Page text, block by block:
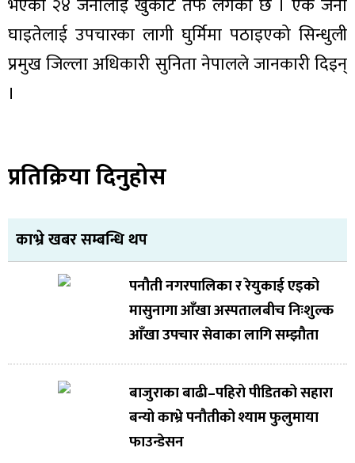
भएका २४ जनालाई खुर्कोट तर्फ लगेको छ । एक जना
घाइतेलाई उपचारका लागी घुर्मिमा पठाइएको सिन्धुली
प्रमुख जिल्ला अधिकारी सुनिता नेपालले जानकारी दिइन्
।
प्रतिक्रिया दिनुहोस
काभ्रे खबर सम्बन्धि थप
पनौती नगरपालिका र रेयुकाई एइको
मासुनागा आँखा अस्पतालबीच निःशुल्क
आँखा उपचार सेवाका लागि सम्झौता
बाजुराका बाढी–पहिरो पीडितको सहारा
बन्यो काभ्रे पनौतीको श्याम फुलुमाया
फाउन्डेसन